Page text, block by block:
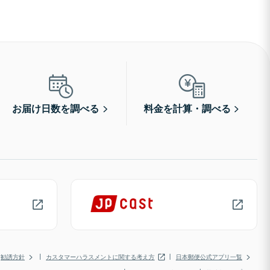
お届け日数を調べる 料金を計算・調べる
勧誘方針 カスタマーハラスメントに関する考え方
日本郵便公式アプリ一覧